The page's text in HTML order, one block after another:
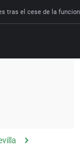
tras el cese de la